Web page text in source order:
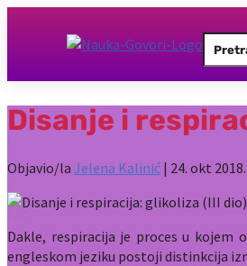
Search
for:
Disanje i
Objavio/la Jelena Kalinić | 24. okt 2018.
Dakle, respiracija je proces u kojem
engleskom jeziku postoji distinkcija